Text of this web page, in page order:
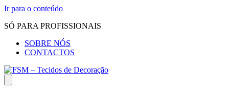
Ir para o conteúdo
SÓ PARA PROFISSIONAIS
SOBRE NÓS
CONTACTOS